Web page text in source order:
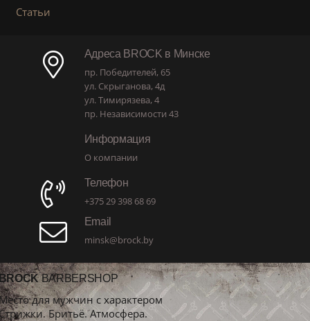
Статьи
Адреса BROCK в Минске
пр. Победителей, 65
ул. Скрыганова, 4д
ул. Тимирязева, 4
пр. Независимости 43
Информация
О компании
Телефон
+375 29 398 68 69
Email
minsk@brock.by
BARBERSHOP
для мужчин с характером
Бритьё. Атмосфера.